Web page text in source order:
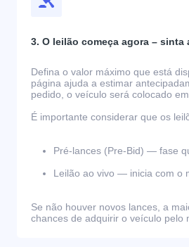
3. O leilão começa agora – sinta
Defina o valor máximo que está
página ajuda a estimar
pedido, o veículo será colocado
É importante considerar que os
Pré-lances (Pre-Bid) — fase
Leilão ao vivo — inicia com o
Se não houver novos lances, a
chances de adquirir o veículo pelo